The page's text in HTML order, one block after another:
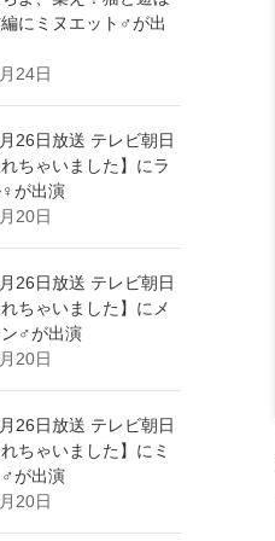
にミヌエット♂が出
24日
26日放送 テレビ朝日
れちゃいました】にラ
が出演
20日
26日放送 テレビ朝日
れちゃいました】にメ
♂が出演
20日
26日放送 テレビ朝日
れちゃいました】にミ
♂が出演
20日